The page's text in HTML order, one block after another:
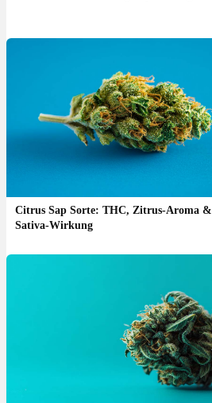
Citrus Sap Sorte: THC, Zitrus-Aroma &
Sativa-Wirkung